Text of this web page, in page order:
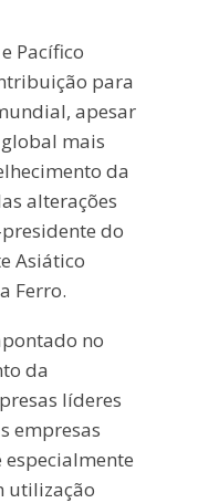
Pacífico
para
apesar
mais
da
alterações
do
Asiático
Ferro.
no
da
líderes
empresas
utilização